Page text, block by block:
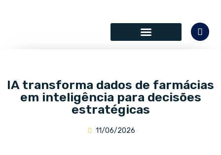
IA transforma dados de farmácias
em inteligência para decisões
estratégicas
11/06/2026